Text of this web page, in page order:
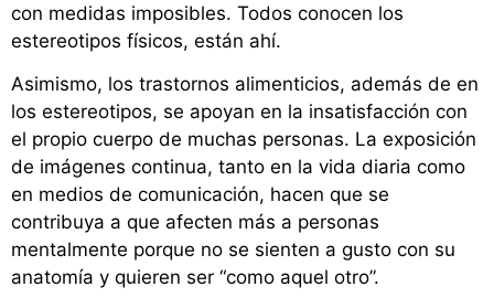
con medidas imposibles. Todos conocen los
estereotipos físicos, están ahí.
Asimismo, los trastornos alimenticios, además de en
los estereotipos, se apoyan en la insatisfacción con
el propio cuerpo de muchas personas. La exposición
de imágenes continua, tanto en la vida diaria como
en medios de comunicación, hacen que se
contribuya a que afecten más a personas
mentalmente porque no se sienten a gusto con su
anatomía y quieren ser “como aquel otro”.